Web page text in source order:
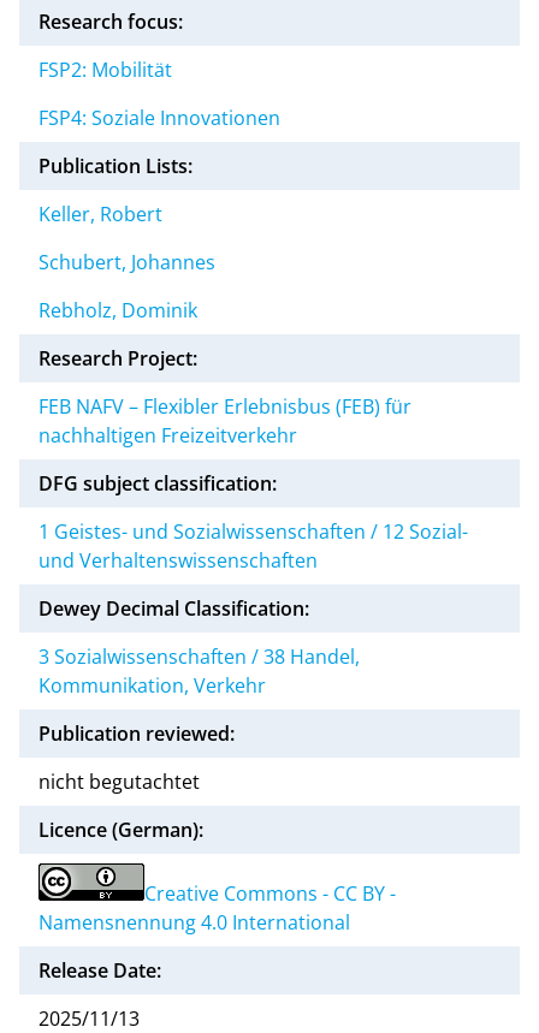
Research focus:
FSP2: Mobilität
FSP4: Soziale Innovationen
Publication Lists:
Keller, Robert
Schubert, Johannes
Rebholz, Dominik
Research Project:
FEB NAFV – Flexibler Erlebnisbus (FEB) für
nachhaltigen Freizeitverkehr
DFG subject classification:
1 Geistes- und Sozialwissenschaften / 12 Sozial-
und Verhaltenswissenschaften
Dewey Decimal Classification:
3 Sozialwissenschaften / 38 Handel,
Kommunikation, Verkehr
Publication reviewed:
nicht begutachtet
Licence (German):
Creative Commons - CC BY -
Namensnennung 4.0 International
Release Date:
2025/11/13